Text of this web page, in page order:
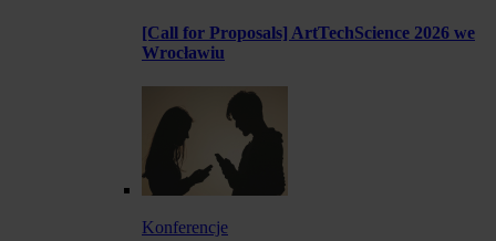
[Call for Proposals] ArtTechScience 2026 we
Wrocławiu
Konferencje